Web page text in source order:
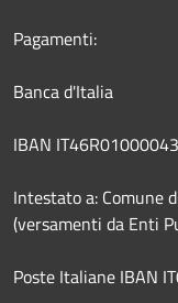
Pagamenti:
Banca d'Italia
IBAN
Intestato a: Comune
(versamenti da Enti
Poste Italiane IBAN